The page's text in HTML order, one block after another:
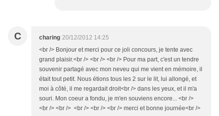
C charing 20/12/2012 14:25
<br /> Bonjour et merci pour ce joli concours, je tente avec
grand plaisir.<br /> <br /> <br /> Pour ma part, c'est un tendre
souvenir partagé avec mon neveu qui me vient en mémoire, il
était tout petit. Nous étions tous les 2 sur le lit, lui allongé, et
moi à côté, il me regardait droit<br /> dans les yeux, et il m'a
souri. Mon coeur a fondu, je m'en souviens encore... <br />
<br /> <br /> <br /> <br /> <br /> merci et bonne journée<br />